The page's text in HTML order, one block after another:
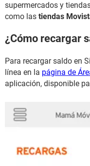
supermercados y
como las tiendas
¿Cómo recargar
Para recargar saldo en
línea en la página de
aplicación, disponible